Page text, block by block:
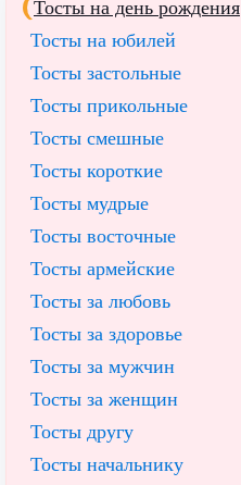
Тосты на день рождения
Тосты на юбилей
Тосты застольные
Тосты прикольные
Тосты смешные
Тосты короткие
Тосты мудрые
Тосты восточные
Тосты армейские
Тосты за любовь
Тосты за здоровье
Тосты за мужчин
Тосты за женщин
Тосты другу
Тосты начальнику